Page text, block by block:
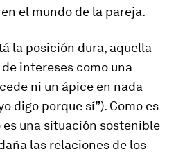
el mundo de la pareja.
la posición dura, aquella
intereses como una
ni un ápice en nada
digo porque sí”). Como es
una situación sostenible
las relaciones de los